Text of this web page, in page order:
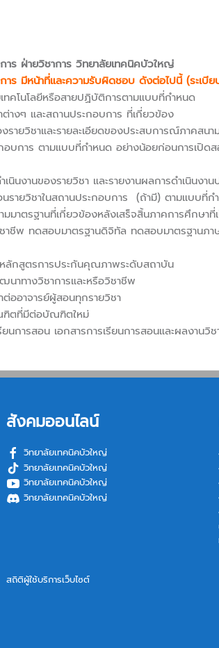
ร ฝ่ายวิชาการ วิทยาลัยเทคนิคบัวใหญ่
าร มีหน้าที่และความรับผิดชอบ ดังต่อไปนี้ (ระเบี
โนโลยีหรือสายปฏิบัติการตามแบบที่กำหนด
างๆ และสถานประกอบการ ที่เกี่ยวข้อง
งรายวิชาและรายละเอียดของประสบการณ์ภาคส
อบการ ตามแบบที่กำหนด อย่างน้อยก่อนการเปิด
นินงานของรายวิชา และรายงานผลการดำเนินง
รายวิชาในสถานประกอบการ (ถ้ามี) ตามแบบที่ก
มาตรฐานที่เกี่ยวข้องหลังเสร็จสิ้นภาคการศึกษา
าชีพ ทดสอบมาตรฐานดิจิทัล ทดสอบมาตรฐานภ
กสูตรการประกันคุณภาพระดับสถาบัน
าทางวิชาการและหรือวิชาชีพ
ออาจารย์ผู้สอนทุกรายวิชา
ฑิตที่มีต่อบัณฑิตใหม่
การสอน เอกสารการเรียนการสอนและผลงานวิช
สังคมออนไลน์
วิทยาลัยเทคนิคบัวใหญ่
วิทยาลัยเทคนิคบัวใหญ่
วิทยาลัยเทคนิคบัวใหญ่
วิทยาลัยเทคนิคบัวใหญ่
สถิติผู้ใช้บริการเว็บไซต์